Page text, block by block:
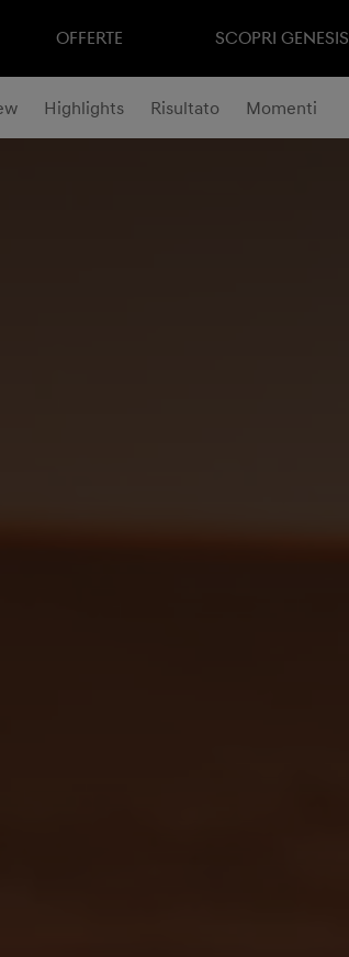
OFFERTE SCOPRI GENESIS
Highlights Risultato Momenti